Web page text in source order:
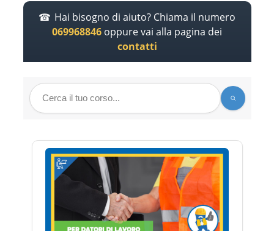
Hai bisogno di aiuto? Chiama il numero
069968846 oppure vai alla pagina dei
contatti